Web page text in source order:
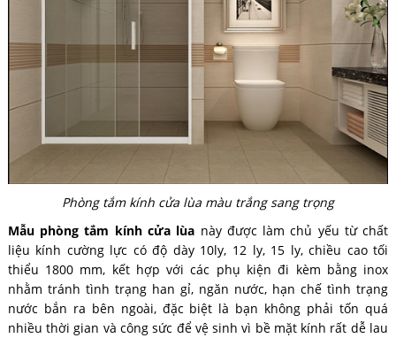
Phòng tắm kính cửa lùa màu trắng sang trọng
Mẫu phòng tắm kính cửa lùa này được làm chủ yếu từ chất
liệu kính cường lực có độ dày 10ly, 12 ly, 15 ly, chiều cao tối
thiểu 1800 mm, kết hợp với các phụ kiện đi kèm bằng inox
nhằm tránh tình trạng han gỉ, ngăn nước, hạn chế tình trạng
nước bắn ra bên ngoài, đặc biệt là bạn không phải tốn quá
nhiều thời gian và công sức để vệ sinh vì bề mặt kính rất dễ lau